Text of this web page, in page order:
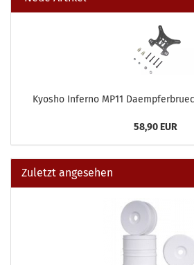
Kyosho Inferno MP11
58,90 EUR
Zuletzt angesehen